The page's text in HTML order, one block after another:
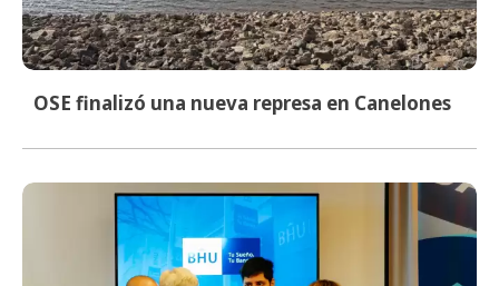
OSE finalizó una nueva represa en Canelones